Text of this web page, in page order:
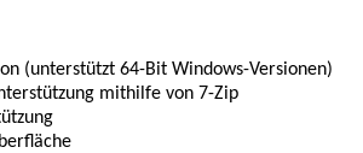
(unterstützt 64-Bit Windows-Versionen)
mithilfe von 7-Zip